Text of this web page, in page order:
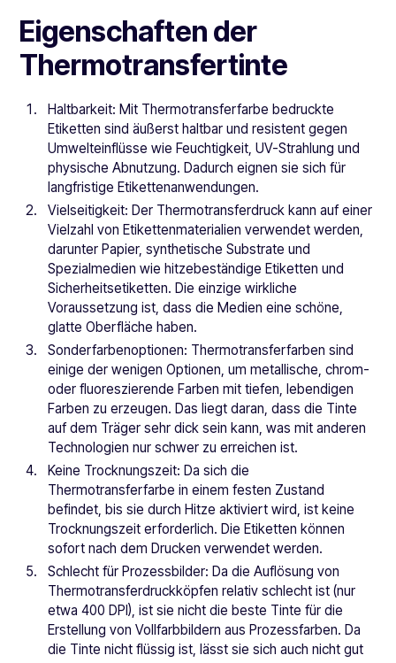
Eigenschaften der
Thermotransfertinte
Haltbarkeit: Mit Thermotransferfarbe bedruckte
Etiketten sind äußerst haltbar und resistent gegen
Umwelteinflüsse wie Feuchtigkeit, UV-Strahlung und
physische Abnutzung. Dadurch eignen sie sich für
langfristige Etikettenanwendungen.
Vielseitigkeit: Der Thermotransferdruck kann auf einer
Vielzahl von Etikettenmaterialien verwendet werden,
darunter Papier, synthetische Substrate und
Spezialmedien wie hitzebeständige Etiketten und
Sicherheitsetiketten. Die einzige wirkliche
Voraussetzung ist, dass die Medien eine schöne,
glatte Oberfläche haben.
Sonderfarbenoptionen: Thermotransferfarben sind
einige der wenigen Optionen, um metallische, chrom-
oder fluoreszierende Farben mit tiefen, lebendigen
Farben zu erzeugen. Das liegt daran, dass die Tinte
auf dem Träger sehr dick sein kann, was mit anderen
Technologien nur schwer zu erreichen ist.
Keine Trocknungszeit: Da sich die
Thermotransferfarbe in einem festen Zustand
befindet, bis sie durch Hitze aktiviert wird, ist keine
Trocknungszeit erforderlich. Die Etiketten können
sofort nach dem Drucken verwendet werden.
Schlecht für Prozessbilder: Da die Auflösung von
Thermotransferdruckköpfen relativ schlecht ist (nur
etwa 400 DPI), ist sie nicht die beste Tinte für die
Erstellung von Vollfarbbildern aus Prozessfarben. Da
die Tinte nicht flüssig ist, lässt sie sich auch nicht gut